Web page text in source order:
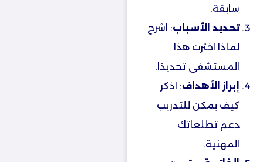
سابقة.
تحديد الأسباب: اشرح
لماذا اخترت هذا
المستشفى تحديدًا.
إبراز الأهداف: اذكر
كيف يمكن للتدريب
دعم تطلعاتك
المهنية.